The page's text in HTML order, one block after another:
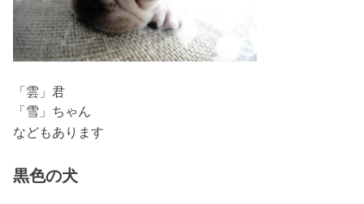
「雲」君
「雪」ちゃん
などもあります
黒色の犬